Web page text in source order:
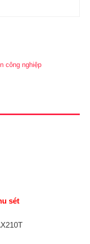
công nghiệp
sét